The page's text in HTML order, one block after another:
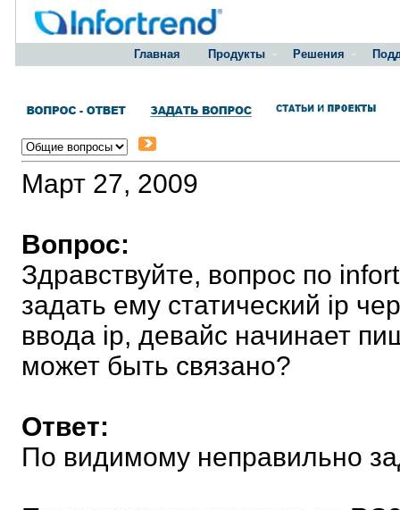
Главная Продукты Решения
Март 27, 2009
Вопрос:
Здравствуйте, вопрос по
задать ему статический ip
ввода ip, девайс начинает
может быть связано?
Ответ:
По видимому неправильно